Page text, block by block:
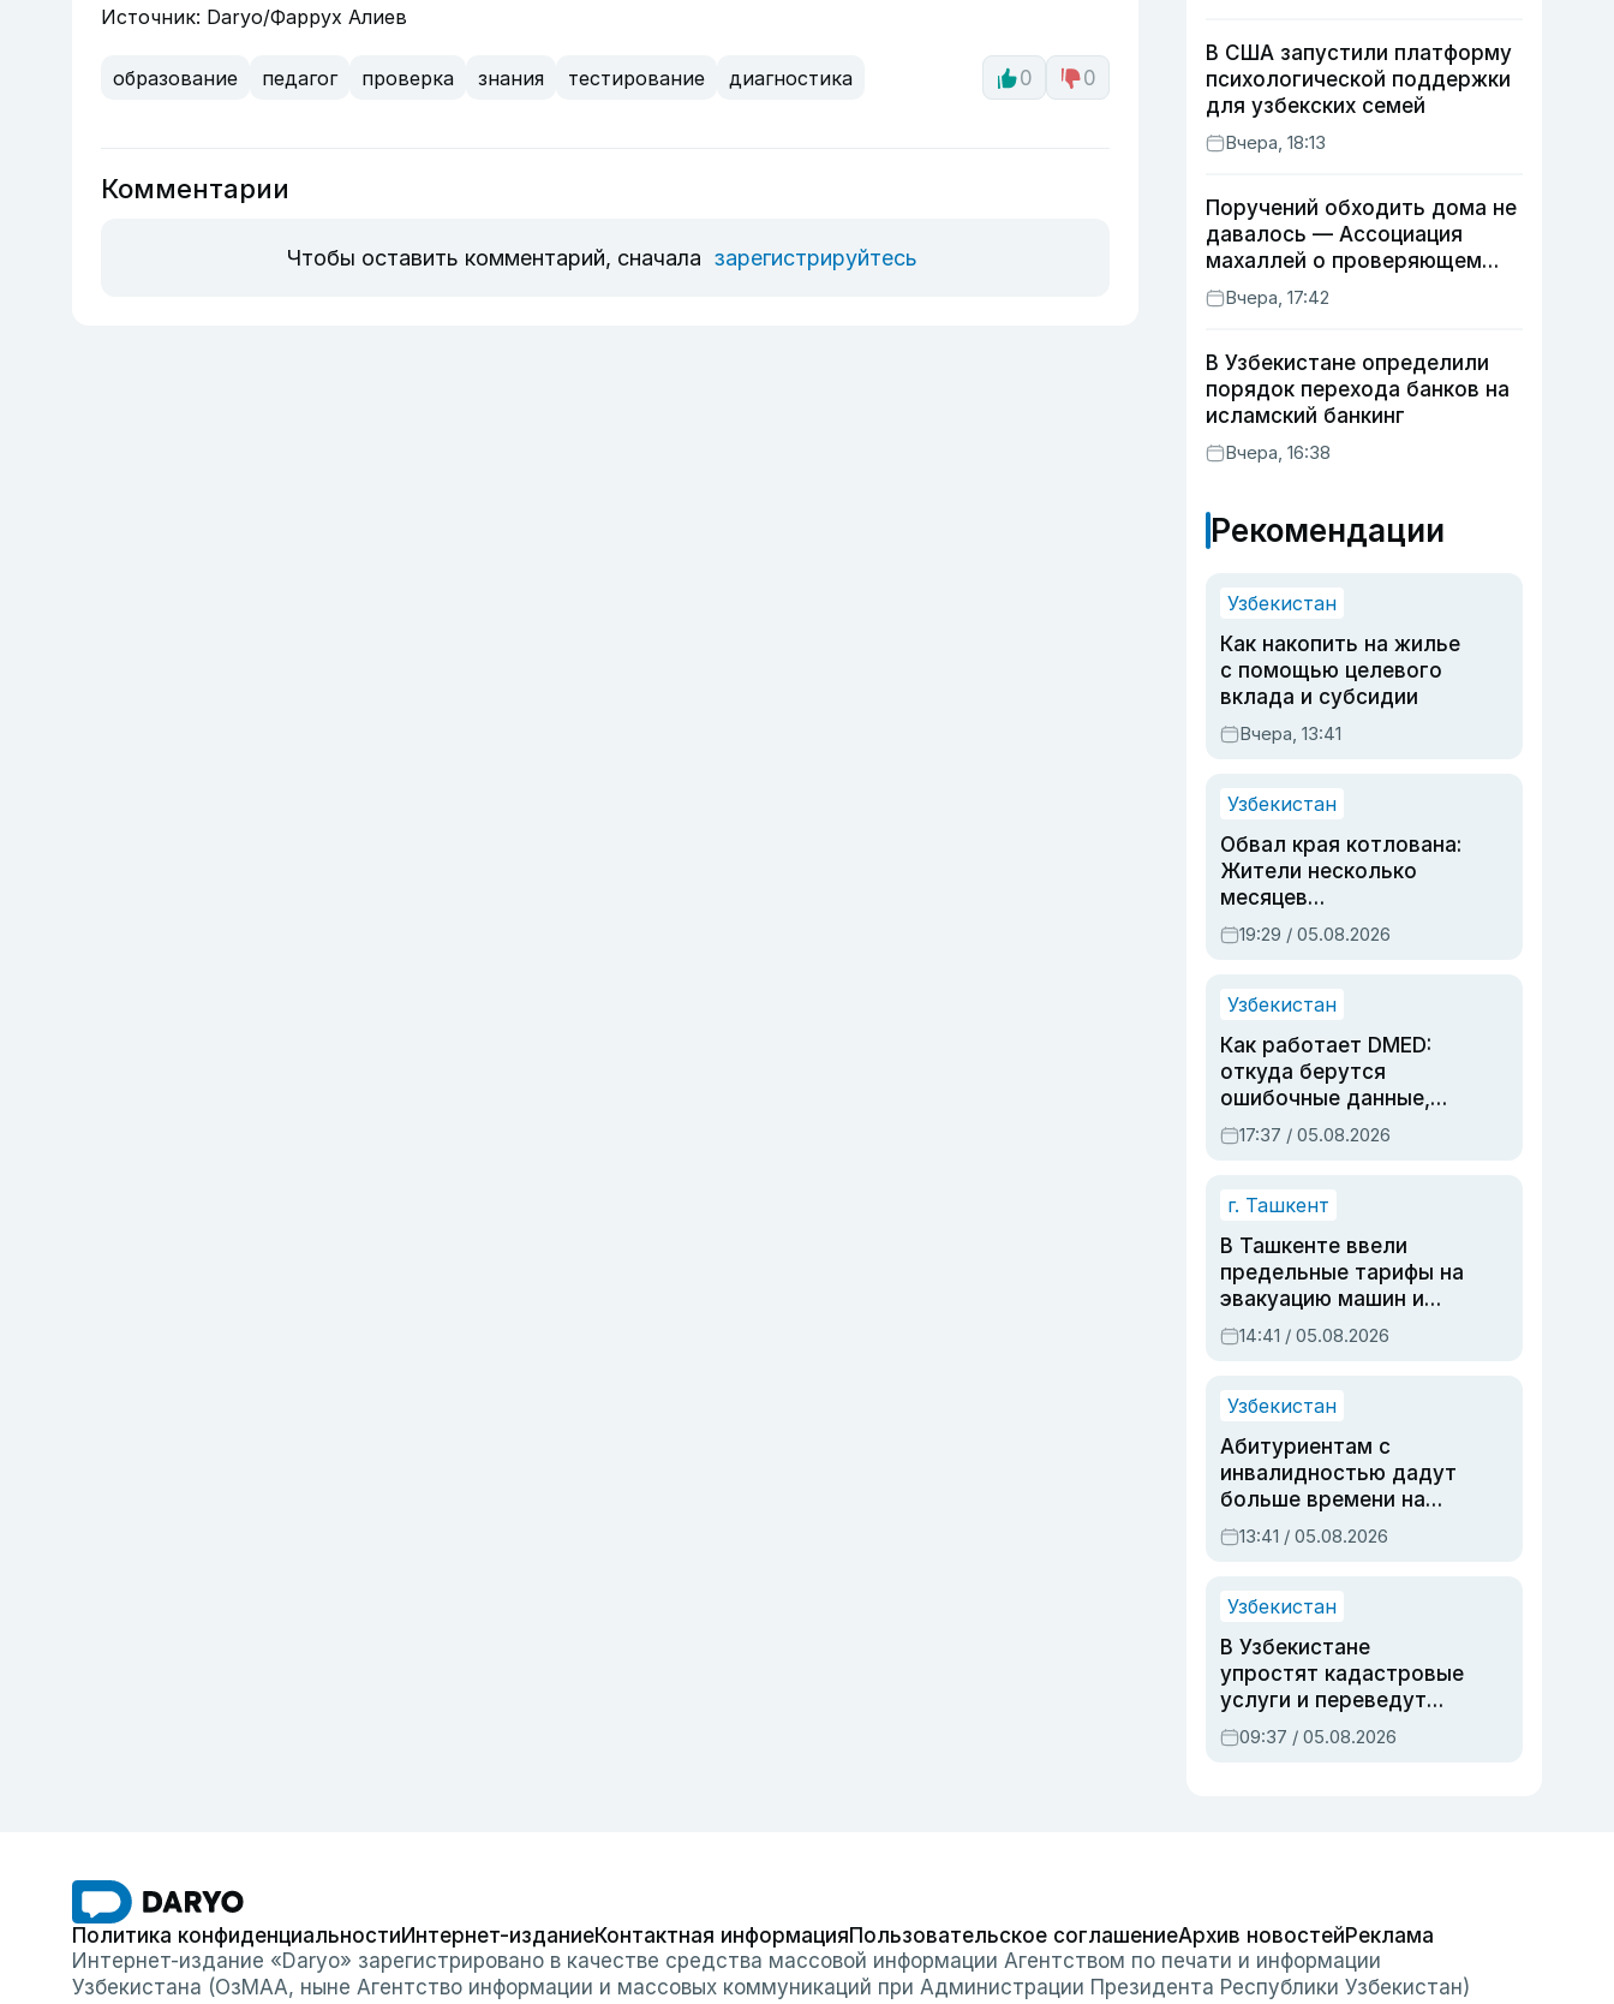
Источник: Daryo/Фаррух Алиев
образование педагог проверка знания тестирование диагностика 0 0
Комментарии
Чтобы оставить комментарий, сначала зарегистрируйтесь
В США запустили платформу
психологической поддержки
для узбекских семей
Вчера, 18:13
Поручений обходить дома не
давалось — Ассоциация
махаллей о проверяющем
хокиме
Вчера, 17:42
В Узбекистане определили
порядок перехода банков на
исламский банкинг
Вчера, 16:38
Рекомендации
Узбекистан
Как накопить на жилье
с помощью целевого
вклада и субсидии
Вчера, 13:41
Узбекистан
Обвал края котлована:
Жители несколько
месяцев
предупреждали об
опасности, но стройка
19:29 / 05.08.2026
Узбекистан
Как работает DMED:
откуда берутся
ошибочные данные,
дубли аккаунтов и
очереди по онлайн-
17:37 / 05.08.2026
г. Ташкент
В Ташкенте ввели
предельные тарифы на
эвакуацию машин и
штрафстоянки
14:41 / 05.08.2026
Узбекистан
Абитуриентам с
инвалидностью дадут
больше времени на
вступительных
экзаменах
13:41 / 05.08.2026
Узбекистан
В Узбекистане
упростят кадастровые
услуги и переведут
регистрацию
недвижимости в
09:37 / 05.08.2026
Политика конфиденциальностиИнтернет-изданиеКонтактная информацияПользовательское соглашениеАрхив новостейРеклама
Интернет-издание «Daryo» зарегистрировано в качестве средства массовой информации Агентством по печати и информации
Узбекистана (ОзМАА, ныне Агентство информации и массовых коммуникаций при Администрации Президента Республики Узбекистан)